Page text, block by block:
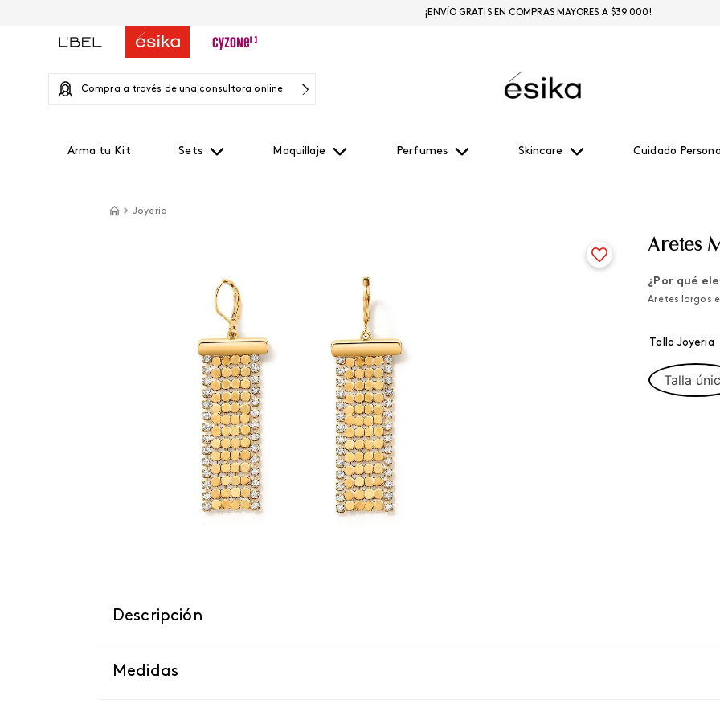
Compra a través de una consultora online
Arma tu Kit Sets Maquillaje Perfumes Skincare Cuidado
¡ENVÍO GRATIS EN COMPRAS MAYORES A $39.000!
Joyería
Aretes
¿Por qué
Aretes largos
Talla Joyeria
Talla
Descripción
Medidas